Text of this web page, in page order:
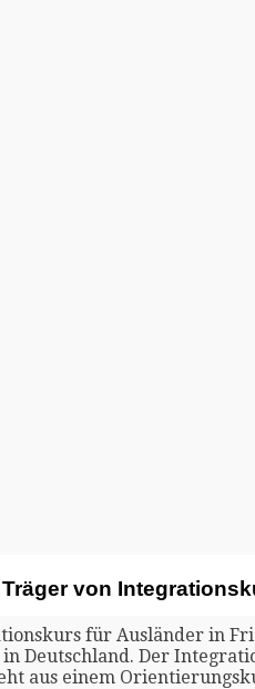
von
für Ausländer in
Deutschland. Der
aus einem